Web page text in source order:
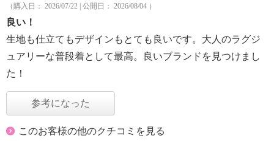
（購入日： 2026/07/22 | 公開日： 2026/08/04 ）
良い！
生地も仕立てもデザインもとても良いです。大人のラグジ
ュアリーな普段着として最高。良いブランドを見つけまし
た！
参考になった
このお客様の他のクチコミを見る